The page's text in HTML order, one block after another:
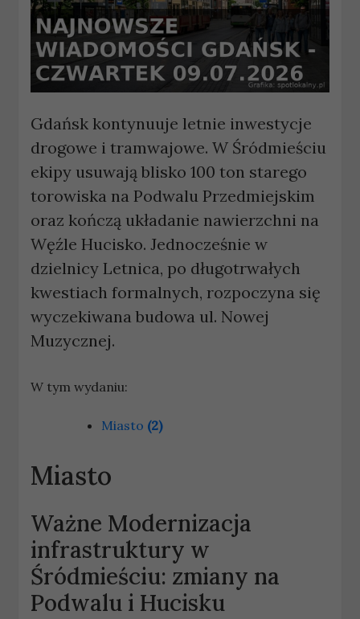
Gdańsk kontynuuje letnie inwestycje
drogowe i tramwajowe. W Śródmieściu
ekipy usuwają blisko 100 ton starego
torowiska na Podwalu Przedmiejskim
oraz kończą układanie nawierzchni na
Węźle Hucisko. Jednocześnie w
dzielnicy Letnica, po długotrwałych
kwestiach formalnych, rozpoczyna się
wyczekiwana budowa ul. Nowej
Muzycznej.
W tym wydaniu:
Miasto (2)
Miasto
Ważne Modernizacja
infrastruktury w
Śródmieściu: zmiany na
Podwalu i Hucisku